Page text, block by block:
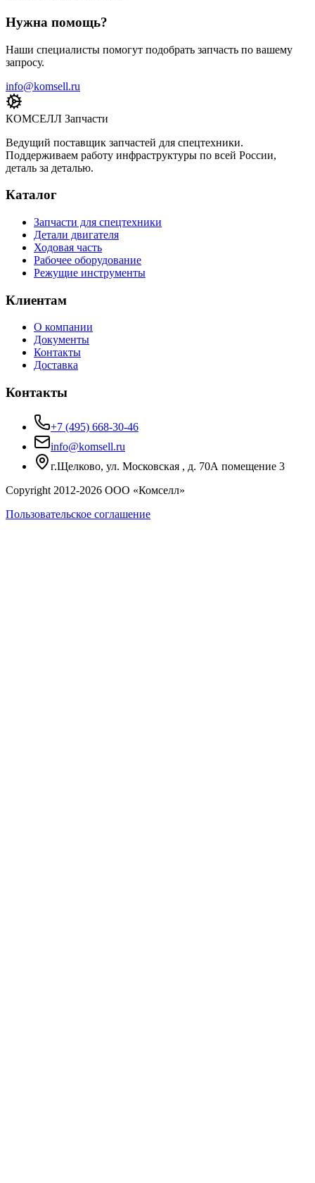
Нужна помощь?
Наши специалисты помогут подобрать запчасть по вашему
запросу.
info@komsell.ru
КОМСЕЛЛ Запчасти
Ведущий поставщик запчастей для спецтехники.
Поддерживаем работу инфраструктуры по всей России,
деталь за деталью.
Каталог
Запчасти для спецтехники
Детали двигателя
Ходовая часть
Рабочее оборудование
Режущие инструменты
Клиентам
О компании
Документы
Контакты
Доставка
Контакты
+7 (495) 668-30-46
info@komsell.ru
г.Щелково, ул. Московская , д. 70А помещение 3
Copyright 2012-2026 ООО «Комселл»
Пользовательское соглашение